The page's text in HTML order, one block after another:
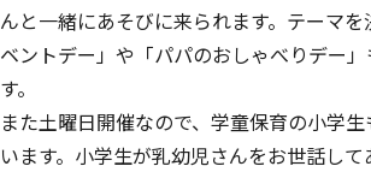
んと一緒にあそびに来られます。テーマ
ベントデー」や「パパのおしゃべりデー
す。
また土曜日開催なので、学童保育の小学
います。小学生が乳幼児さんをお世話し